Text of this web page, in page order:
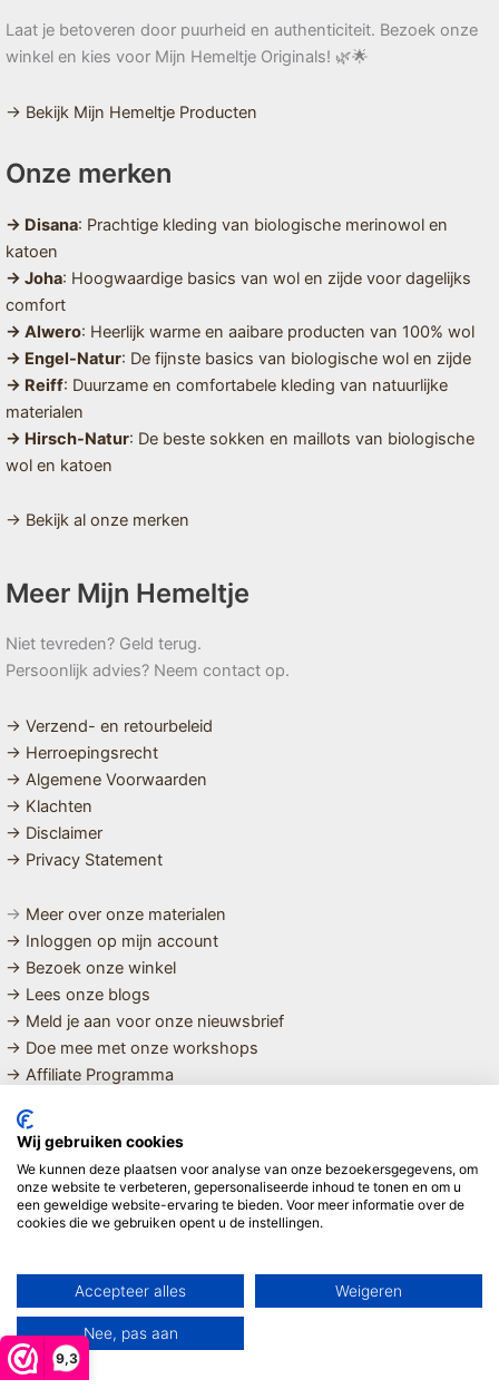
9,3
Laat je betoveren door puurheid en authenticiteit. Bezoek onze
winkel en kies voor Mijn Hemeltje Originals! 🌿🌟
→ Bekijk Mijn Hemeltje Producten
Onze merken
→ Disana: Prachtige kleding van biologische merinowol en
katoen
→ Joha: Hoogwaardige basics van wol en zijde voor dagelijks
comfort
→ Alwero: Heerlijk warme en aaibare producten van 100% wol
→ Engel-Natur: De fijnste basics van biologische wol en zijde
→ Reiff: Duurzame en comfortabele kleding van natuurlijke
materialen
→ Hirsch-Natur: De beste sokken en maillots van biologische
wol en katoen
→ Bekijk al onze merken
Meer Mijn Hemeltje
Niet tevreden? Geld terug.
Persoonlijk advies? Neem contact op.
→ Verzend- en retourbeleid
→ Herroepingsrecht
→ Algemene Voorwaarden
→ Klachten
→ Disclaimer
→ Privacy Statement
→ Meer over onze materialen
→ Inloggen op mijn account
→ Bezoek onze winkel
→ Lees onze blogs
→ Meld je aan voor onze nieuwsbrief
→ Doe mee met onze workshops
→ Affiliate Programma
MET LIEFDE SAMENGESTELDE
BIOLOGISCHE EN DUURZAME PRODUCTEN VOOR HET HELE
GEZIN
Wij gebruiken cookies
We kunnen deze plaatsen voor analyse van onze bezoekersgegevens, om
onze website te verbeteren, gepersonaliseerde inhoud te tonen en om u
een geweldige website-ervaring te bieden. Voor meer informatie over de
cookies die we gebruiken opent u de instellingen.
Accepteer alles Weigeren
Nee, pas aan